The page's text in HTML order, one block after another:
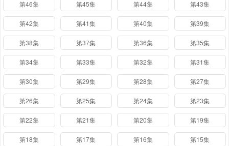
第46集 第45集 第44集 第43集
第42集 第41集 第40集 第39集
第38集 第37集 第36集 第35集
第34集 第33集 第32集 第31集
第30集 第29集 第28集 第27集
第26集 第25集 第24集 第23集
第22集 第21集 第20集 第19集
第18集 第17集 第16集 第15集